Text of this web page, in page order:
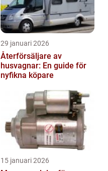
29 januari 2026
Återförsäljare av
husvagnar: En guide för
nyfikna köpare
15 januari 2026